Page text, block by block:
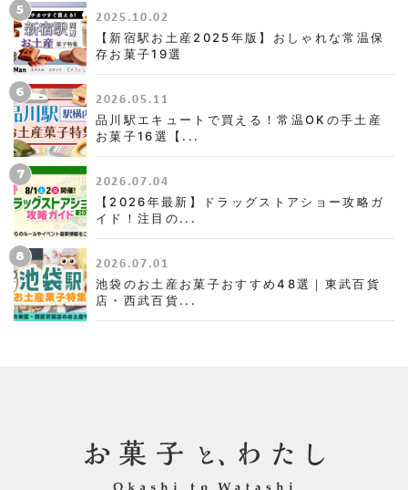
5 2025.10.02
【新宿駅お土産2025年版】おしゃれな常温保
存お菓子19選
6 2026.05.11
品川駅エキュートで買える！常温OKの手土産
お菓子16選【...
7 2026.07.04
【2026年最新】ドラッグストアショー攻略ガ
イド！注目の...
8 2026.07.01
池袋のお土産お菓子おすすめ48選｜東武百貨
店・西武百貨...